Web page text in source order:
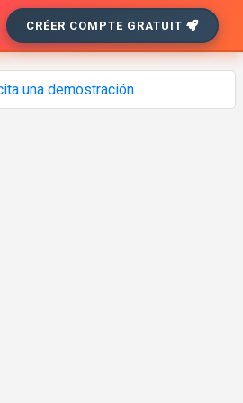
CRÉER COMPTE GRATUIT